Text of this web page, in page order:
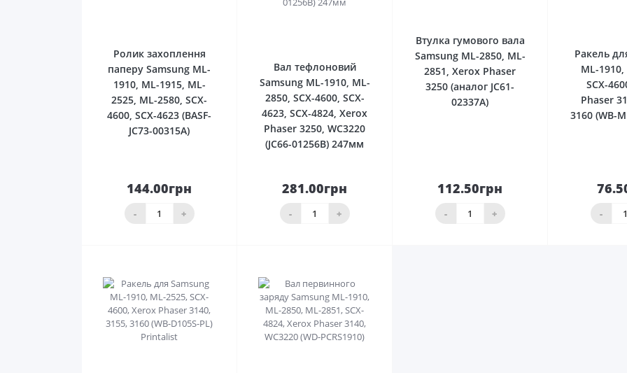
Ролик захоплення
паперу Samsung ML-
1910, ML-1915, ML-
2525, ML-2580, SCX-
4600, SCX-4623 (BASF-
JC73-00315A)
144.00грн
- +
До
кошика
Вал тефлоновий
Samsung ML-1910, ML-
2850, SCX-4600, SCX-
4623, SCX-4824, Xerox
Phaser 3250, WC3220
(JC66-01256B) 247мм
281.00грн
- +
До
кошика
Втулка гумового вала
Samsung ML-2850, ML-
2851, Xerox Phaser
3250 (аналог JC61-
02337A)
112.50грн
- +
До
кошика
Ракель
ML-
SCX-
Phaser
3160 (WB-
-